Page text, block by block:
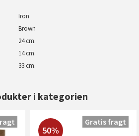
Iron
Brown
24 cm.
14 cm.
33 cm.
i kategorien
50%
Gratis fragt